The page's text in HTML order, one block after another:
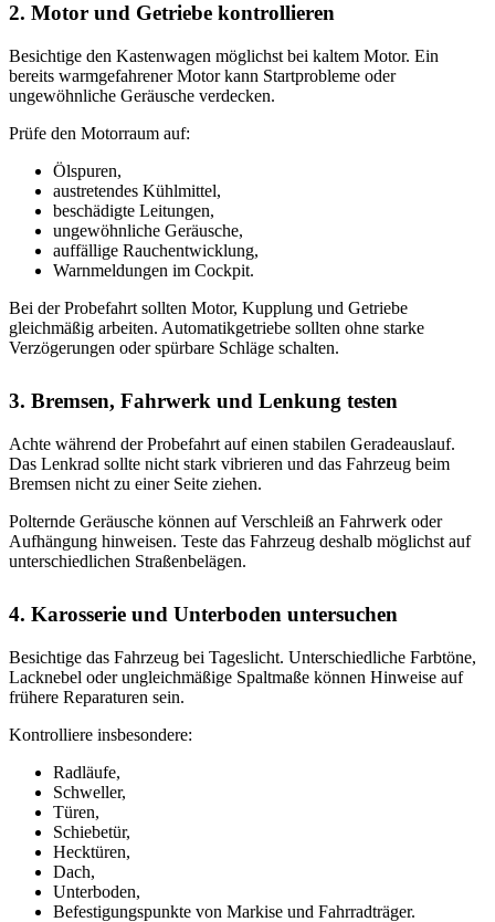
2. Motor und Getriebe kontrollieren
Besichtige den Kastenwagen möglichst bei kaltem Motor. Ein
bereits warmgefahrener Motor kann Startprobleme oder
ungewöhnliche Geräusche verdecken.
Prüfe den Motorraum auf:
Ölspuren,
austretendes Kühlmittel,
beschädigte Leitungen,
ungewöhnliche Geräusche,
auffällige Rauchentwicklung,
Warnmeldungen im Cockpit.
Bei der Probefahrt sollten Motor, Kupplung und Getriebe
gleichmäßig arbeiten. Automatikgetriebe sollten ohne starke
Verzögerungen oder spürbare Schläge schalten.
3. Bremsen, Fahrwerk und Lenkung testen
Achte während der Probefahrt auf einen stabilen Geradeauslauf.
Das Lenkrad sollte nicht stark vibrieren und das Fahrzeug beim
Bremsen nicht zu einer Seite ziehen.
Polternde Geräusche können auf Verschleiß an Fahrwerk oder
Aufhängung hinweisen. Teste das Fahrzeug deshalb möglichst auf
unterschiedlichen Straßenbelägen.
4. Karosserie und Unterboden untersuchen
Besichtige das Fahrzeug bei Tageslicht. Unterschiedliche Farbtöne,
Lacknebel oder ungleichmäßige Spaltmaße können Hinweise auf
frühere Reparaturen sein.
Kontrolliere insbesondere:
Radläufe,
Schweller,
Türen,
Schiebetür,
Hecktüren,
Dach,
Unterboden,
Befestigungspunkte von Markise und Fahrradträger.